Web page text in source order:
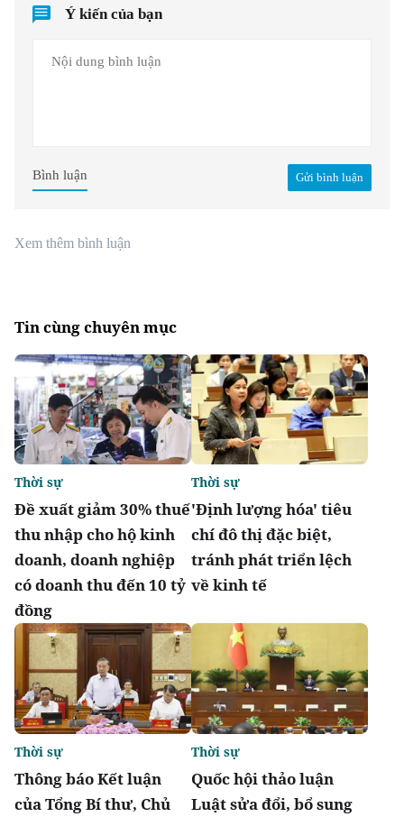
Ý kiến của bạn
Gửi bình luận
Bình luận
Xem thêm bình luận
Tin cùng chuyên mục
Đề xuất giảm 30% thuế
thu nhập cho hộ kinh
doanh, doanh nghiệp
có doanh thu đến 10 tỷ
đồng
Thời sự
'Định lượng hóa' tiêu
chí đô thị đặc biệt,
tránh phát triển lệch
về kinh tế
Thời sự
Thông báo Kết luận
của Tổng Bí thư, Chủ
Thời sự
Quốc hội thảo luận
Luật sửa đổi, bổ sung
Thời sự